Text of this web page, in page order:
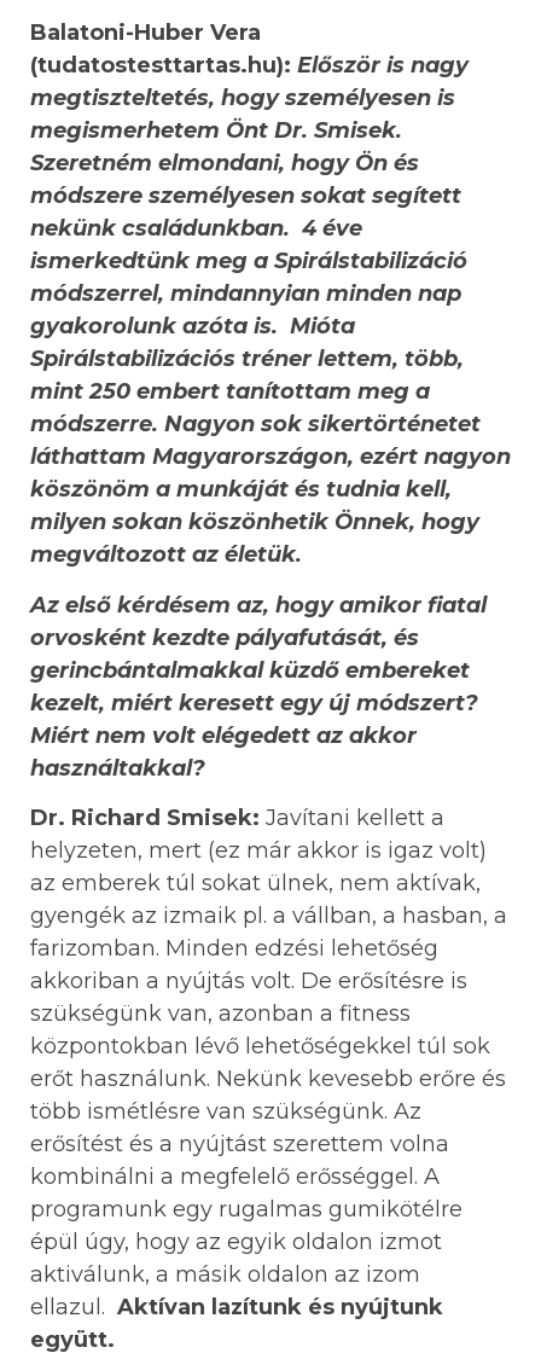
Balatoni-Huber Vera
(tudatostesttartas.hu): Először is nagy
megtiszteltetés, hogy személyesen is
megismerhetem Önt Dr. Smisek.
Szeretném elmondani, hogy Ön és
módszere személyesen sokat segített
nekünk családunkban. 4 éve
ismerkedtünk meg a Spirálstabilizáció
módszerrel, mindannyian minden nap
gyakorolunk azóta is. Mióta
Spirálstabilizációs tréner lettem, több,
mint 250 embert tanítottam meg a
módszerre. Nagyon sok sikertörténetet
láthattam Magyarországon, ezért nagyon
köszönöm a munkáját és tudnia kell,
milyen sokan köszönhetik Önnek, hogy
megváltozott az életük.
Az első kérdésem az, hogy amikor fiatal
orvosként kezdte pályafutását, és
gerincbántalmakkal küzdő embereket
kezelt, miért keresett egy új módszert?
Miért nem volt elégedett az akkor
használtakkal?
Dr. Richard Smisek: Javítani kellett a
helyzeten, mert (ez már akkor is igaz volt)
az emberek túl sokat ülnek, nem aktívak,
gyengék az izmaik pl. a vállban, a hasban, a
farizomban. Minden edzési lehetőség
akkoriban a nyújtás volt. De erősítésre is
szükségünk van, azonban a fitness
központokban lévő lehetőségekkel túl sok
erőt használunk. Nekünk kevesebb erőre és
több ismétlésre van szükségünk. Az
erősítést és a nyújtást szerettem volna
kombinálni a megfelelő erősséggel. A
programunk egy rugalmas gumikötélre
épül úgy, hogy az egyik oldalon izmot
aktiválunk, a másik oldalon az izom
ellazul. Aktívan lazítunk és nyújtunk
együtt.